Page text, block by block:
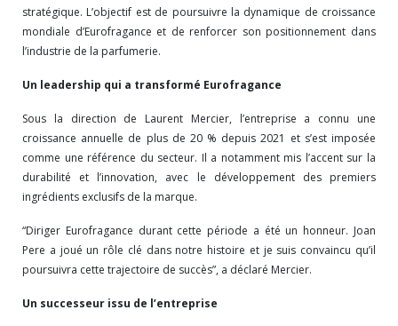
stratégique. L’objectif est de poursuivre la dynamique de croissance
mondiale d’Eurofragance et de renforcer son positionnement dans
l’industrie de la parfumerie.
Un leadership qui a transformé Eurofragance
Sous la direction de Laurent Mercier, l’entreprise a connu une
croissance annuelle de plus de 20 % depuis 2021 et s’est imposée
comme une référence du secteur. Il a notamment mis l’accent sur la
durabilité et l’innovation, avec le développement des premiers
ingrédients exclusifs de la marque.
“Diriger Eurofragance durant cette période a été un honneur. Joan
Pere a joué un rôle clé dans notre histoire et je suis convaincu qu’il
poursuivra cette trajectoire de succès”, a déclaré Mercier.
Un successeur issu de l’entreprise